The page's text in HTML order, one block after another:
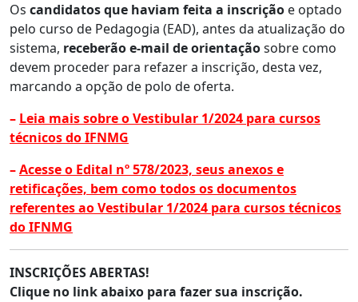
Os candidatos que haviam feita a inscrição e optado
pelo curso de Pedagogia (EAD), antes da atualização do
sistema, receberão e-mail de orientaçãosobre como
devem proceder para refazer a inscrição, desta vez,
marcando a opção de polo de oferta.
– Leia mais sobre o Vestibular 1/2024 para cursos
técnicos do IFNMG
–Acesse o Edital nº 578/2023, seus anexos e
retificações, bem como todos os documentos
referentes ao Vestibular 1/2024 para cursos técnicos
do IFNMG
INSCRIÇÕES ABERTAS!
Clique no link abaixo para fazer sua inscrição.